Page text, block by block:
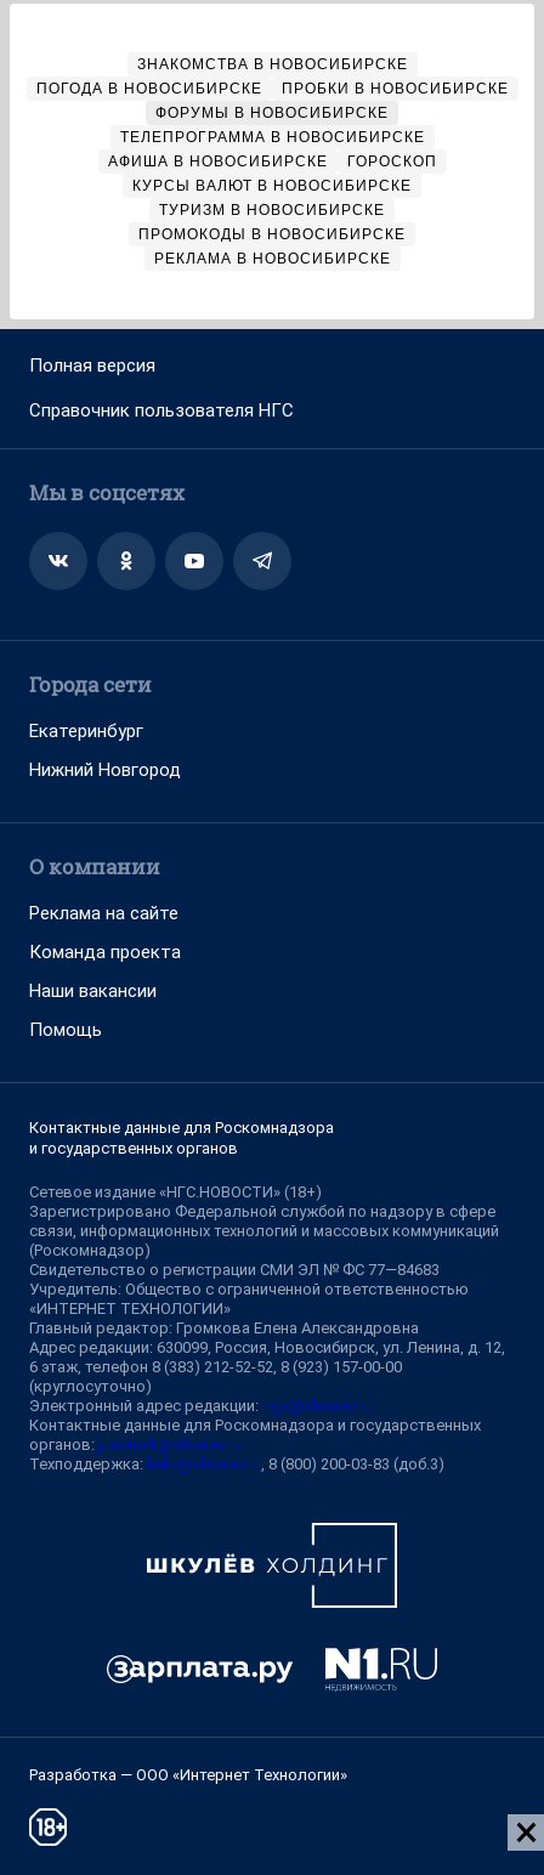
ЗНАКОМСТВА В НОВОСИБИРСКЕ
ПОГОДА В НОВОСИБИРСКЕ
ПРОБКИ В НОВОСИБИРСКЕ
ФОРУМЫ В НОВОСИБИРСКЕ
ТЕЛЕПРОГРАММА В НОВОСИБИРСКЕ
АФИША В НОВОСИБИРСКЕ
ГОРОСКОП
КУРСЫ ВАЛЮТ В НОВОСИБИРСКЕ
ТУРИЗМ В НОВОСИБИРСКЕ
ПРОМОКОДЫ В НОВОСИБИРСКЕ
РЕКЛАМА В НОВОСИБИРСКЕ
Полная версия
Справочник пользователя НГС
Мы в соцсетях
Города сети
Екатеринбург
Нижний Новгород
О компании
Реклама на сайте
Команда проекта
Наши вакансии
Помощь
Контактные данные для Роскомнадзора
и государственных органов
Сетевое издание «НГС.НОВОСТИ» (18+)
Зарегистрировано Федеральной службой по надзору в сфере
связи, информационных технологий и массовых коммуникаций
(Роскомнадзор)
Свидетельство о регистрации СМИ ЭЛ № ФС 77—84683
Учредитель: Общество с ограниченной ответственностью
«ИНТЕРНЕТ ТЕХНОЛОГИИ»
Главный редактор: Громкова Елена Александровна
Адрес редакции: 630099, Россия, Новосибирск, ул. Ленина, д. 12,
6 этаж, телефон 8 (383) 212-52-52, 8 (923) 157-00-00
(круглосуточно)
Электронный адрес редакции: ngs@shkulev.ru
Контактные данные для Роскомнадзора и государственных
органов: juristnsk@shkulev.ru
Техподдержка: help@shkulev.ru , 8 (800) 200-03-83 (доб.3)
Разработка — ООО «Интернет Технологии»